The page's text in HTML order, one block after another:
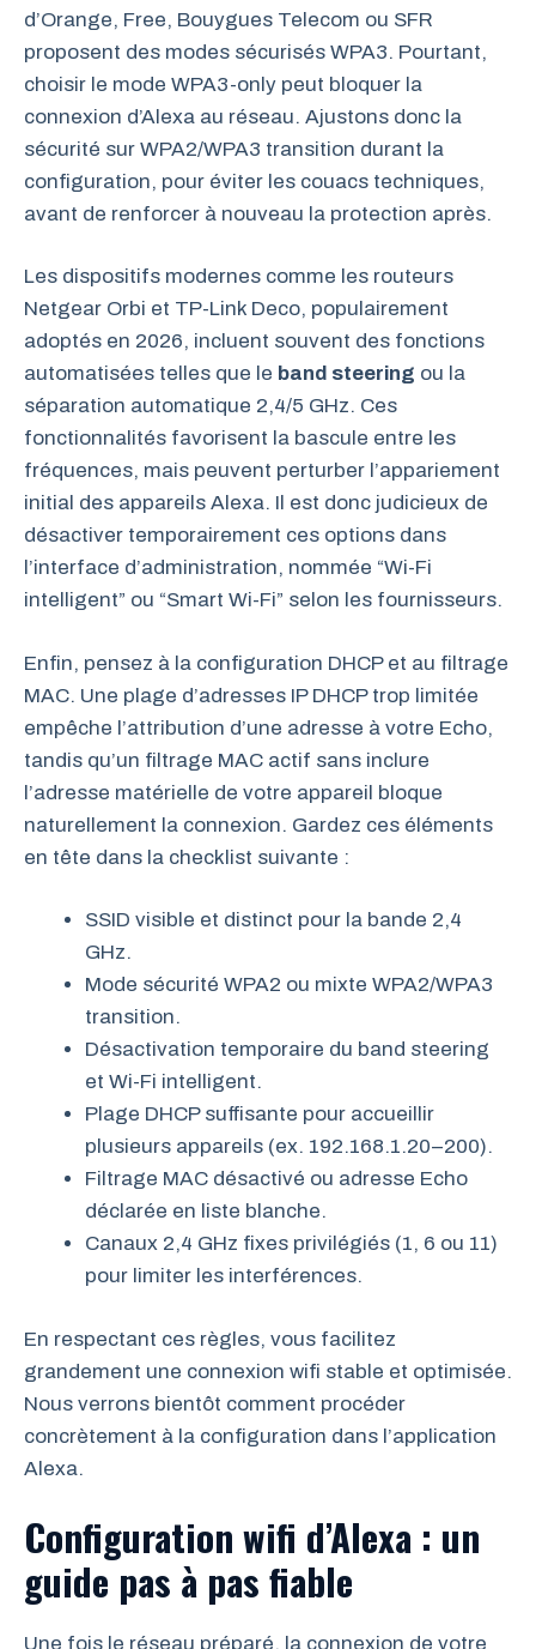
d’Orange, Free, Bouygues Telecom ou SFR
proposent des modes sécurisés WPA3. Pourtant,
choisir le mode WPA3-only peut bloquer la
connexion d’Alexa au réseau. Ajustons donc la
sécurité sur WPA2/WPA3 transition durant la
configuration, pour éviter les couacs techniques,
avant de renforcer à nouveau la protection après.
Les dispositifs modernes comme les routeurs
Netgear Orbi et TP-Link Deco, populairement
adoptés en 2026, incluent souvent des fonctions
automatisées telles que le band steering ou la
séparation automatique 2,4/5 GHz. Ces
fonctionnalités favorisent la bascule entre les
fréquences, mais peuvent perturber l’appariement
initial des appareils Alexa. Il est donc judicieux de
désactiver temporairement ces options dans
l’interface d’administration, nommée “Wi-Fi
intelligent” ou “Smart Wi-Fi” selon les fournisseurs.
Enfin, pensez à la configuration DHCP et au filtrage
MAC. Une plage d’adresses IP DHCP trop limitée
empêche l’attribution d’une adresse à votre Echo,
tandis qu’un filtrage MAC actif sans inclure
l’adresse matérielle de votre appareil bloque
naturellement la connexion. Gardez ces éléments
en tête dans la checklist suivante :
SSID visible et distinct pour la bande 2,4
GHz.
Mode sécurité WPA2 ou mixte WPA2/WPA3
transition.
Désactivation temporaire du band steering
et Wi-Fi intelligent.
Plage DHCP suffisante pour accueillir
plusieurs appareils (ex. 192.168.1.20–200).
Filtrage MAC désactivé ou adresse Echo
déclarée en liste blanche.
Canaux 2,4 GHz fixes privilégiés (1, 6 ou 11)
pour limiter les interférences.
En respectant ces règles, vous facilitez
grandement une connexion wifi stable et optimisée.
Nous verrons bientôt comment procéder
concrètement à la configuration dans l’application
Alexa.
Configuration wifi d’Alexa : un
guide pas à pas fiable
Une fois le réseau préparé, la connexion de votre